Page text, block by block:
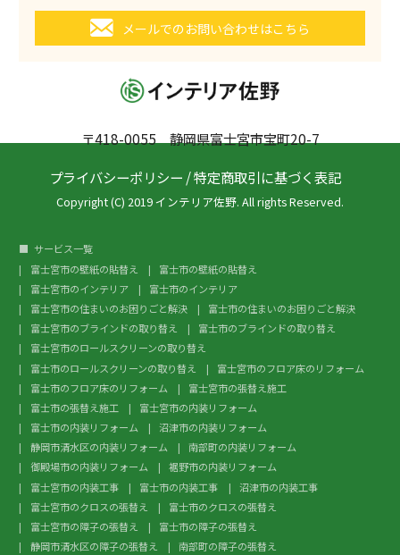
〒418-0055 静岡県富士宮市宝町20-7
メールでのお問い合わせはこちら
プライバシーポリシー /特定商取引に基づく表記
Copyright (C) 2019 インテリア佐野. All rights Reserved.
サービス一覧
富士宮市の壁紙の貼替え
富士市の壁紙の貼替え
富士宮市のインテリア
富士市のインテリア
富士宮市の住まいのお困りごと解決
富士市の住まいのお困りごと解決
富士宮市のブラインドの取り替え
富士市のブラインドの取り替え
富士宮市のロールスクリーンの取り替え
富士市のロールスクリーンの取り替え
富士宮市のフロア床のリフォーム
富士市のフロア床のリフォーム
富士宮市の張替え施工
富士市の張替え施工
富士宮市の内装リフォーム
富士市の内装リフォーム
沼津市の内装リフォーム
静岡市清水区の内装リフォーム
南部町の内装リフォーム
御殿場市の内装リフォーム
裾野市の内装リフォーム
富士宮市の内装工事
富士市の内装工事
沼津市の内装工事
富士宮市のクロスの張替え
富士市のクロスの張替え
富士宮市の障子の張替え
富士市の障子の張替え
静岡市清水区の障子の張替え
南部町の障子の張替え